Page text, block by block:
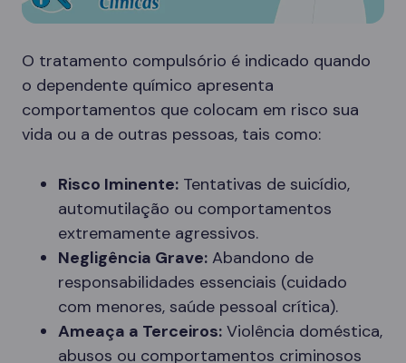
O tratamento compulsório é indicado quando
o dependente químico apresenta
comportamentos que colocam em risco sua
vida ou a de outras pessoas, tais como:
Risco Iminente: Tentativas de suicídio,
automutilação ou comportamentos
extremamente agressivos.
Negligência Grave: Abandono de
responsabilidades essenciais (cuidado
com menores, saúde pessoal crítica).
Ameaça a Terceiros: Violência doméstica,
abusos ou comportamentos criminosos